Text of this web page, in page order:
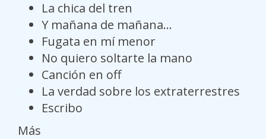
La chica del tren
Y mañana de mañana...
Fugata en mí menor
No quiero soltarte la mano
Canción en off
La verdad sobre los extraterrestres
Escribo
Más